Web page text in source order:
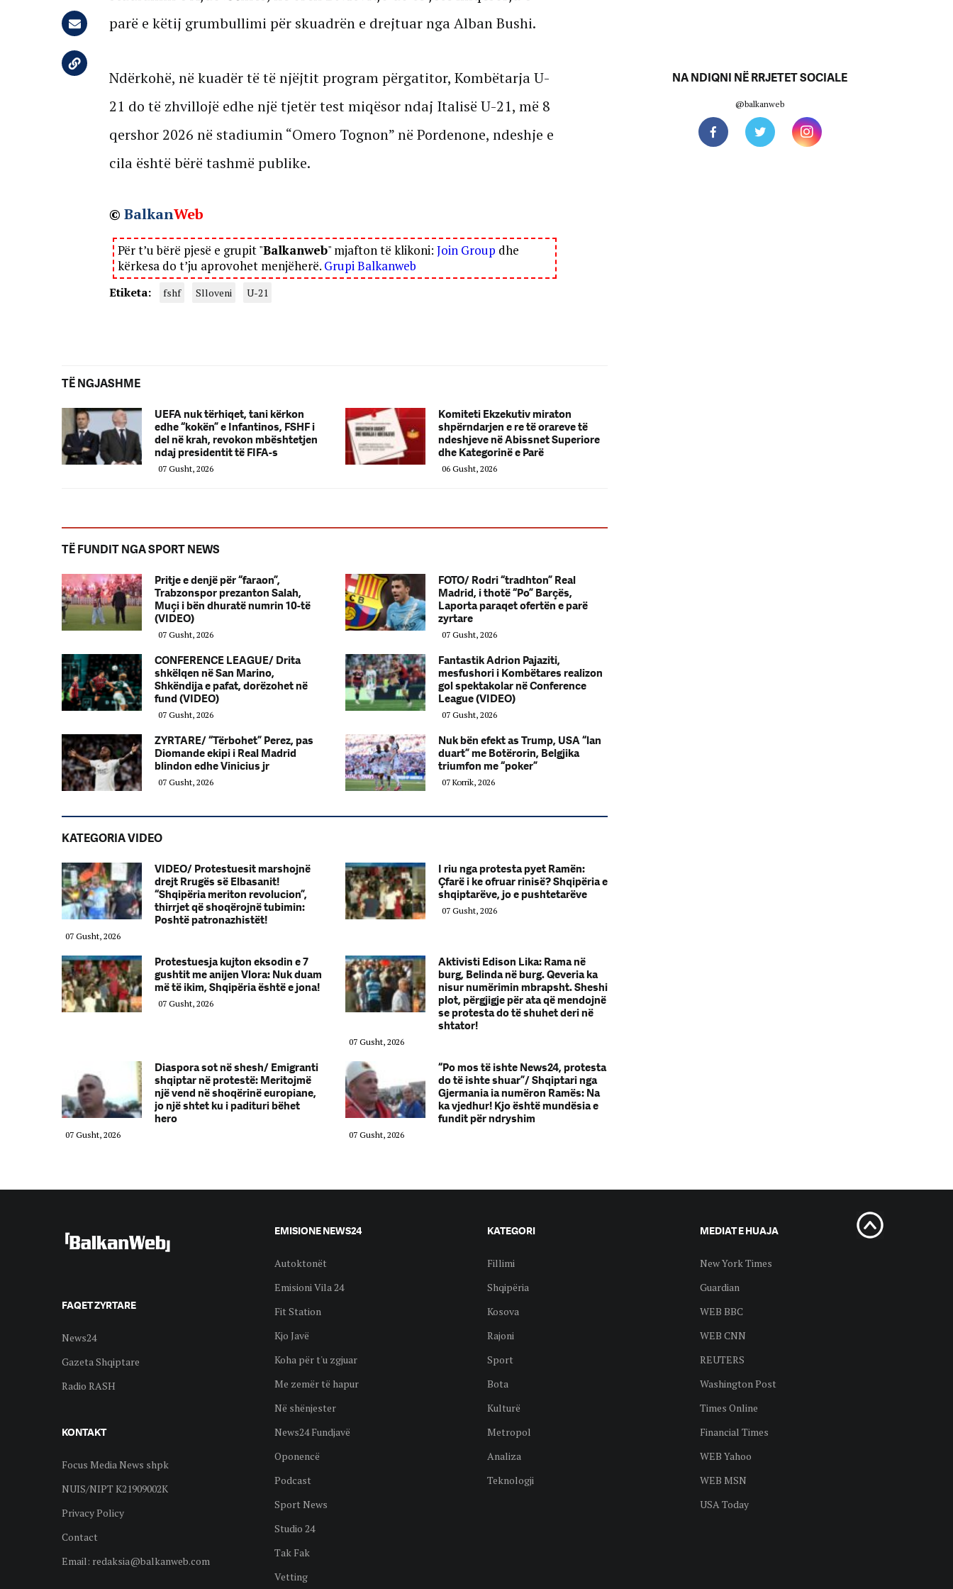
parë e këtij grumbullimi për skuadrën e drejtuar nga Alban Bushi.
Ndërkohë, në kuadër të të njëjtit program përgatitor, Kombëtarja U-
21 do të zhvillojë edhe një tjetër test miqësor ndaj Italisë U-21, më 8
qershor 2026 në stadiumin “Omero Tognon” në Pordenone, ndeshje e
cila është bërë tashmë publike.
© BalkanWeb
Për t’u bërë pjesë e grupit "Balkanweb" mjafton të klikoni: Join Group dhe
kërkesa do t’ju aprovohet menjëherë. Grupi Balkanweb
Etiketa: fshf Slloveni U-21
TË NGJASHME
UEFA nuk tërhiqet, tani kërkon
edhe “kokën” e Infantinos, FSHF i
del në krah, revokon mbështetjen
ndaj presidentit të FIFA-s
07 Gusht, 2026
Komiteti Ekzekutiv miraton
shpërndarjen e re të orareve të
ndeshjeve në Abissnet Superiore
dhe Kategorinë e Parë
06 Gusht, 2026
TË FUNDIT NGA SPORT NEWS
Pritje e denjë për “faraon”,
Trabzonspor prezanton Salah,
Muçi i bën dhuratë numrin 10-të
(VIDEO)
07 Gusht, 2026
FOTO/ Rodri “tradhton” Real
Madrid, i thotë “Po” Barçës,
Laporta paraqet ofertën e parë
zyrtare
07 Gusht, 2026
CONFERENCE LEAGUE/ Drita
shkëlqen në San Marino,
Shkëndija e pafat, dorëzohet në
fund (VIDEO)
07 Gusht, 2026
Fantastik Adrion Pajaziti,
mesfushori i Kombëtares realizon
gol spektakolar në Conference
League (VIDEO)
07 Gusht, 2026
ZYRTARE/ “Tërbohet” Perez, pas
Diomande ekipi i Real Madrid
blindon edhe Vinicius jr
07 Gusht, 2026
Nuk bën efekt as Trump, USA “lan
duart” me Botërorin, Belgjika
triumfon me “poker”
07 Korrik, 2026
KATEGORIA VIDEO
VIDEO/ Protestuesit marshojnë
drejt Rrugës së Elbasanit!
“Shqipëria meriton revolucion”,
thirrjet që shoqërojnë tubimin:
Poshtë patronazhistët!
07 Gusht, 2026
I riu nga protesta pyet Ramën:
Çfarë i ke ofruar rinisë? Shqipëria e
shqiptarëve, jo e pushtetarëve
07 Gusht, 2026
Protestuesja kujton eksodin e 7
gushtit me anijen Vlora: Nuk duam
më të ikim, Shqipëria është e jona!
07 Gusht, 2026
Aktivisti Edison Lika: Rama në
burg, Belinda në burg. Qeveria ka
nisur numërimin mbrapsht. Sheshi
plot, përgjigje për ata që mendojnë
se protesta do të shuhet deri në
shtator!
07 Gusht, 2026
Diaspora sot në shesh/ Emigranti
shqiptar në protestë: Meritojmë
një vend në shoqërinë europiane,
jo një shtet ku i padituri bëhet
hero
07 Gusht, 2026
“Po mos të ishte News24, protesta
do të ishte shuar”/ Shqiptari nga
Gjermania ia numëron Ramës: Na
ka vjedhur! Kjo është mundësia e
fundit për ndryshim
07 Gusht, 2026
NA NDIQNI NË RRJETET SOCIALE
@balkanweb
FAQET ZYRTARE
News24
Gazeta Shqiptare
Radio RASH
KONTAKT
Focus Media News shpk
NUIS/NIPT K21909002K
Privacy Policy
Contact
Email: redaksia@balkanweb.com
EMISIONE NEWS24
Autoktonët
Emisioni Vila 24
Fit Station
Kjo Javë
Koha për t'u zgjuar
Me zemër të hapur
Në shënjester
News24 Fundjavë
Oponencë
Podcast
Sport News
Studio 24
Tak Fak
Vetting
KATEGORI
Fillimi
Shqipëria
Kosova
Rajoni
Sport
Bota
Kulturë
Metropol
Analiza
Teknologji
MEDIAT E HUAJA
New York Times
Guardian
WEB BBC
WEB CNN
REUTERS
Washington Post
Times Online
Financial Times
WEB Yahoo
WEB MSN
USA Today